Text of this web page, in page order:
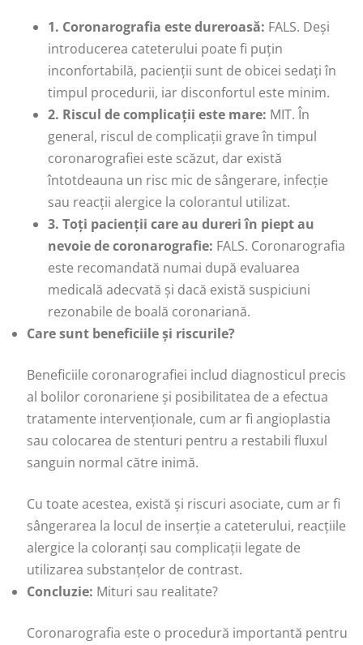
1. Coronarografia este dureroasă: FALS. Deși
introducerea cateterului poate fi puțin
inconfortabilă, pacienții sunt de obicei sedați în
timpul procedurii, iar disconfortul este minim.
2. Riscul de complicații este mare: MIT. În
general, riscul de complicații grave în timpul
coronarografiei este scăzut, dar există
întotdeauna un risc mic de sângerare, infecție
sau reacții alergice la colorantul utilizat.
3. Toți pacienții care au dureri în piept au
nevoie de coronarografie: FALS. Coronarografia
este recomandată numai după evaluarea
medicală adecvată și dacă există suspiciuni
rezonabile de boală coronariană.
Care sunt beneficiile și riscurile?
Beneficiile coronarografiei includ diagnosticul precis
al bolilor coronariene și posibilitatea de a efectua
tratamente intervenționale, cum ar fi angioplastia
sau colocarea de stenturi pentru a restabili fluxul
sanguin normal către inimă.
Cu toate acestea, există și riscuri asociate, cum ar fi
sângerarea la locul de inserție a cateterului, reacțiile
alergice la coloranți sau complicații legate de
utilizarea substanțelor de contrast.
Concluzie: Mituri sau realitate?
Coronarografia este o procedură importantă pentru